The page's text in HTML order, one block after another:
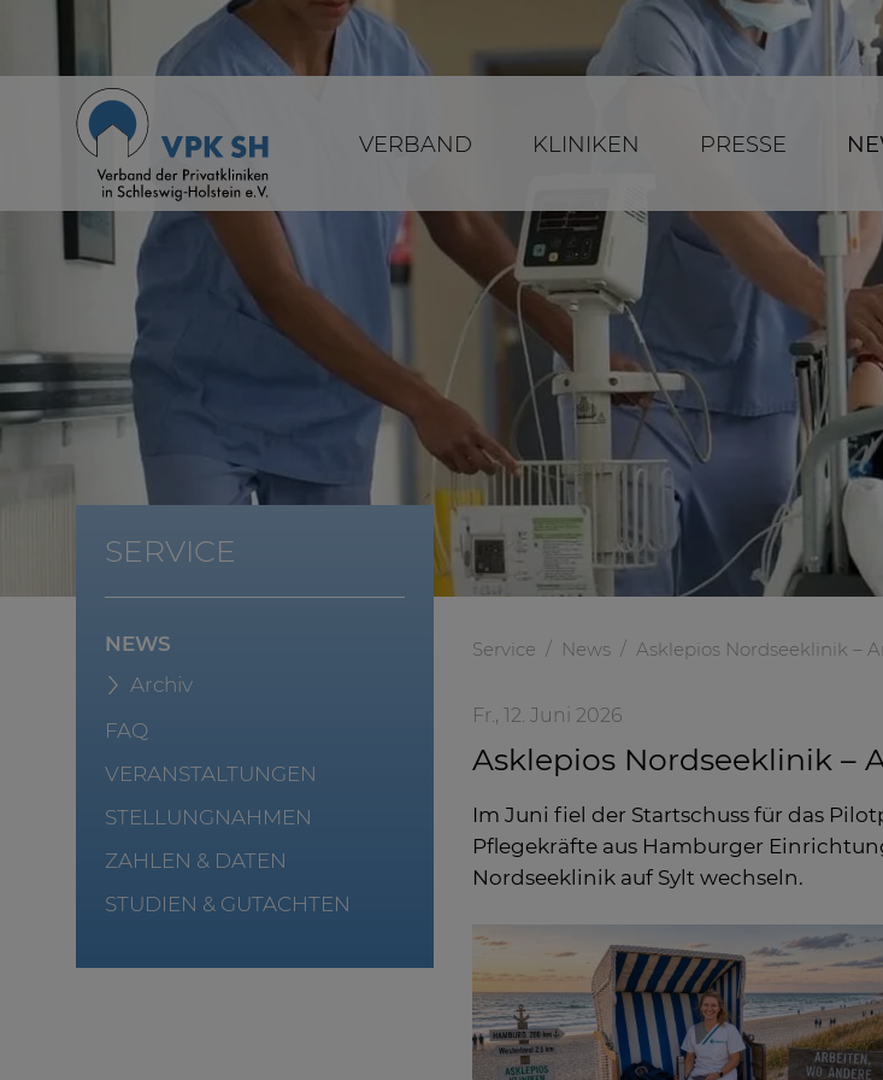
VERBAND KLINIKEN PRESSE
SERVICE
NEWS
Archiv
FAQ
VERANSTALTUNGEN
STELLUNGNAHMEN
ZAHLEN & DATEN
STUDIEN & GUTACHTEN
Service News Asklepios Nordseeklinik –
Fr., 12. Juni 2026
Asklepios Nordseeklinik –
Im Juni fiel der Startschuss für das
Pflegekräfte aus Hamburger
Nordseeklinik auf Sylt wechseln.